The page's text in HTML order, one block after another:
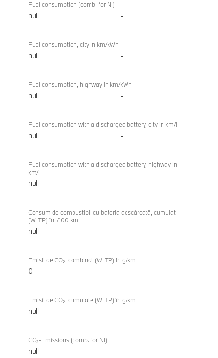
Fuel consumption (comb. for NI)
null -
Fuel consumption, city in km/kWh
null -
Fuel consumption, highway in km/kWh
null -
Fuel consumption with a discharged battery, city in km/l
null -
Fuel consumption with a discharged battery, highway in
km/l
null -
Consum de combustibil cu bateria descărcată, cumulat
(WLTP) în l/100 km
null -
Emisii de CO₂, combinat (WLTP) în g/km
0 -
Emisii de CO₂, cumulate (WLTP) în g/km
null -
CO₂-Emissions (comb. for NI)
null -